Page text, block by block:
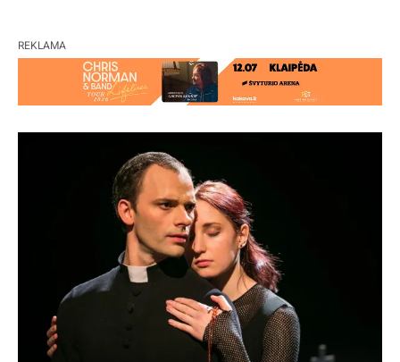
REKLAMA